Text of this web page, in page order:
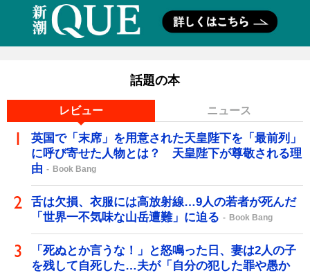
話題の本
レビュー ニュース
英国で「末席」を用意された天皇陛下を「最前列」
に呼び寄せた人物とは？ 天皇陛下が尊敬される理
由
Book Bang
舌は欠損、衣服には高放射線…9人の若者が死んだ
「世界一不気味な山岳遭難」に迫る
Book Bang
「死ぬとか言うな！」と怒鳴った日、妻は2人の子
を残して自死した…夫が「自分の犯した罪や愚か